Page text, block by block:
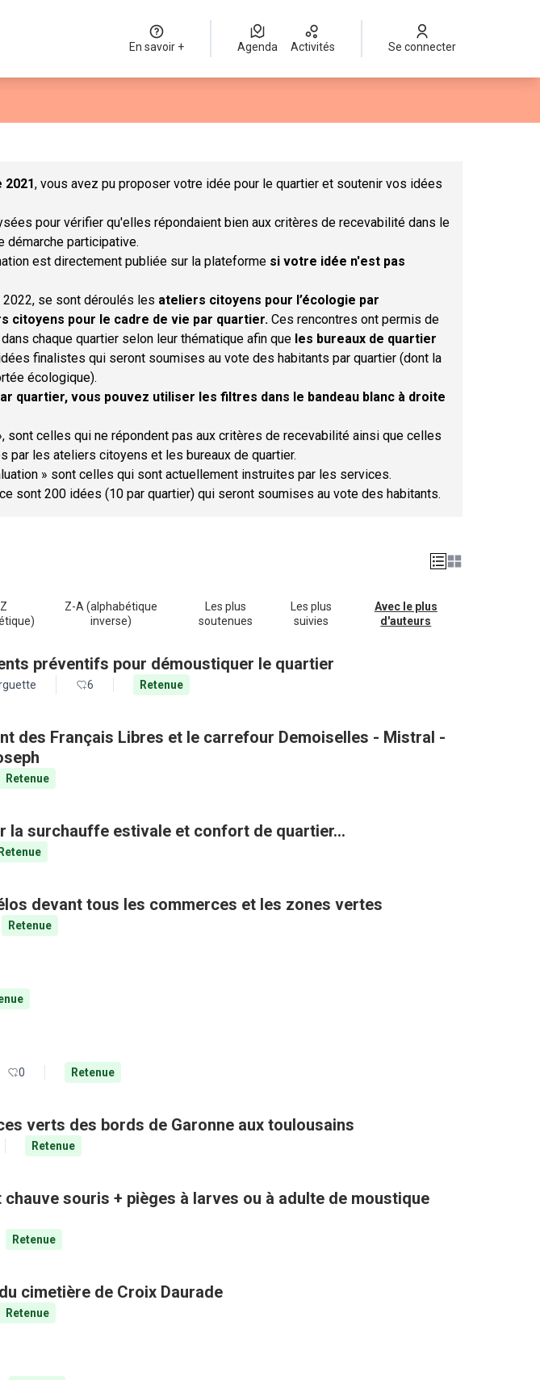
En savoir + Agenda Activités Se connecter
2021, vous avez pu proposer votre idée pour le quartier et soutenir vos idées
pour vérifier qu'elles répondaient bien aux critères de recevabilité dans le
un nouvel onglet)
démarche participative.
est directement publiée sur la plateforme si votre idée n'est pas
se sont déroulés les ateliers citoyens pour l’écologie par
citoyens pour le cadre de vie par quartier. Ces rencontres ont permis de
chaque quartier selon leur thématique afin que les bureaux de quartier
finalistes qui seront soumises au vote des habitants par quartier (dont la
écologique).
quartier, vous pouvez utiliser les filtres dans le bandeau blanc à droite
sont celles qui ne répondent pas aux critères de recevabilité ainsi que celles
par les ateliers citoyens et les bureaux de quartier.
» sont celles qui sont actuellement instruites par les services.
sont 200 idées (10 par quartier) qui seront soumises au vote des habitants.
Z-A (alphabétique
inverse)
Les plus
soutenues
Les plus
suivies
Avec le plus
d'auteurs
préventifs pour démoustiquer le quartier
6 Retenue
des Français Libres et le carrefour Demoiselles - Mistral -
Retenue
la surchauffe estivale et confort de quartier...
Retenue
devant tous les commerces et les zones vertes
Retenue
0 Retenue
verts des bords de Garonne aux toulousains
Retenue
souris + pièges à larves ou à adulte de moustique
Retenue
cimetière de Croix Daurade
Retenue